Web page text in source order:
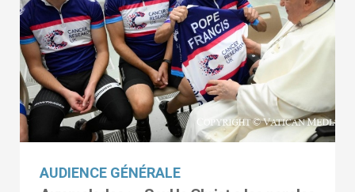
AUDIENCE GÉNÉRALE